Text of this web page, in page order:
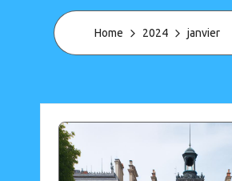
n
d
e
è
s
(
Home 2024 janvier